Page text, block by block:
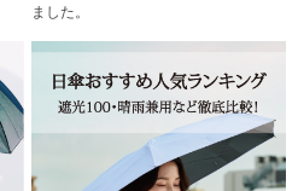
ました。